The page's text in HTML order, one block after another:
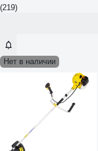
(219)
Нет в наличии